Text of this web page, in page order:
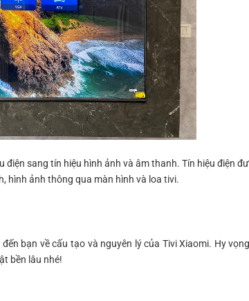
sang tín hiệu hình ảnh và âm thanh. Tín hiệu điện
hình ảnh thông qua màn hình và loa tivi.
bạn về cấu tạo và nguyên lý của Tivi Xiaomi. Hy
bền lâu nhé!